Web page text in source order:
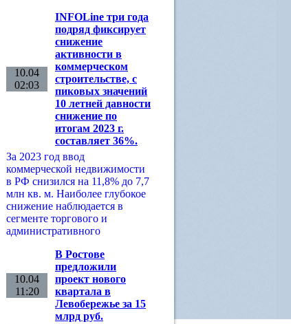
10.04
02:03
INFOLine три года
подряд фиксирует
снижение
активности в
коммерческом
строительстве, с
пиковых значений
10 летней давности
снижение по
итогам 2023 г.
составляет 36%.
За 2023 год ввод
коммерческой недвижимости
в РФ снизился на 11,8% до 7,7
млн кв. м. Наиболее глубокое
снижение наблюдается в
сегменте торгового и
административного
10.04
11:20
В Ростове
предложили
проект нового
квартала в
Левобережье за 15
млрд руб.